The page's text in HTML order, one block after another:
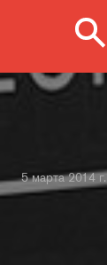
5 марта 2014 г.